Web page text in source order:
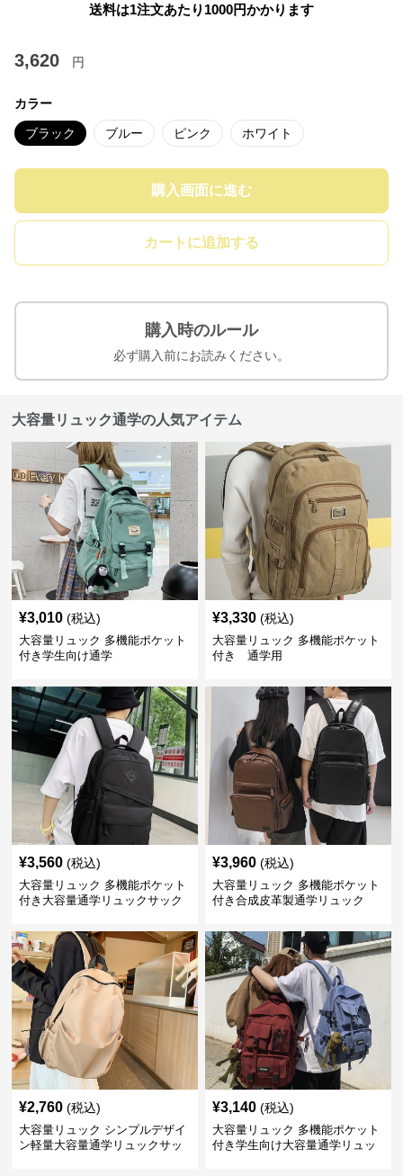
送料は1注文あたり 1000円かかります
3,620 円
カラー
ブラック ブルー ピンク ホワイト
購入画面に進む
カートに追加する
購入時のルール
必ず購入前にお読みください。
大容量リュック通学の人気アイテム
¥3,010 (税込)
大容量リュック 多機能ポケット
付き学生向け通学
¥3,330 (税込)
大容量リュック 多機能ポケット
付き 通学用
¥3,560 (税込)
大容量リュック 多機能ポケット
付き大容量通学リュックサック
¥3,960 (税込)
大容量リュック 多機能ポケット
付き合成皮革製通学リュック
¥2,760 (税込)
大容量リュック シンプルデザイ
ン軽量大容量通学リュックサッ
¥3,140 (税込)
大容量リュック 多機能ポケット
付き学生向け大容量通学リュッ